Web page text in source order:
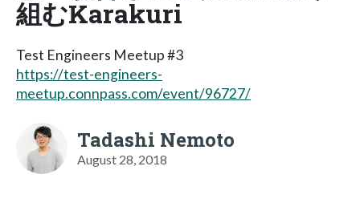
組むKarakuri
Test Engineers Meetup #3
https://test-engineers-
meetup.connpass.com/event/96727/
Tadashi Nemoto
August 28, 2018